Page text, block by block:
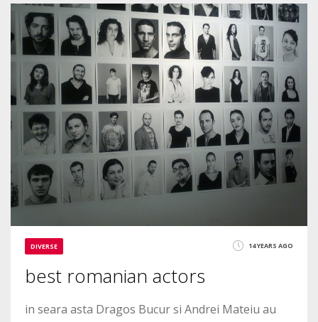
0
3363
DIVERSE 14 YEARS AGO
best romanian actors
in seara asta Dragos Bucur si Andrei Mateiu au